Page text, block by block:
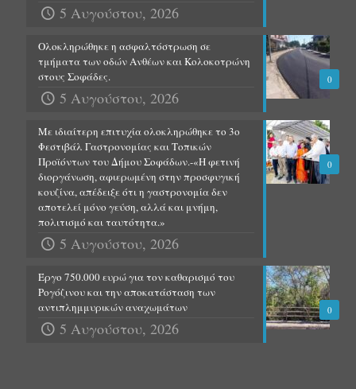
5 Αυγούστου, 2026
0
Ολοκληρώθηκε η ασφαλτόστρωση σε
τμήματα των οδών Ανθέων και Κολοκοτρώνη
στους Σοφάδες.
5 Αυγούστου, 2026
0
Με ιδιαίτερη επιτυχία ολοκληρώθηκε το 3ο
Φεστιβάλ Γαστρονομίας και Τοπικών
Προϊόντων του Δήμου Σοφάδων.-«Η φετινή
διοργάνωση, αφιερωμένη στην προσφυγική
κουζίνα, απέδειξε ότι η γαστρονομία δεν
αποτελεί μόνο γεύση, αλλά και μνήμη,
πολιτισμό και ταυτότητα.»
5 Αυγούστου, 2026
0
Έργο 750.000 ευρώ για τον καθαρισμό του
Ρογόζινου και την αποκατάσταση των
αντιπλημμυρικών αναχωμάτων
5 Αυγούστου, 2026